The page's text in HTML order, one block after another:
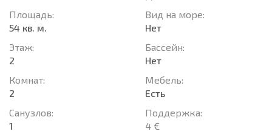
Площадь:
54 кв. м.
Этаж:
2
Комнат:
2
Санузлов:
1
Вид на море:
Нет
Басcейн:
Нет
Мебель:
Есть
Поддержка:
4 €